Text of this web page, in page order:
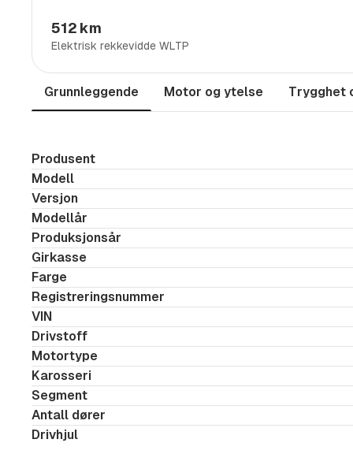
-> FINANSIERING:
Matrix LED hovedlys
Panoramaglasstak
Ryggekamera
El. justerbare seter foran med minne og
Adaptiv cruisekontroll
Hengerfeste, svingbart
Black Style pakke
Interiørpakke Plus, inkludert premium
Massasje i setene foran
Infotainmentpakke
Utmanøvreringsassistent, Side Assist
utstigningsvarsel
Prediktiv hastighetsbegrenser
Elektrisk rekkevidde WLTP
512 km
Grunnleggende Motor og ytelse Trygghet
Produsent
Modell
Versjon
Modellår
Produksjonsår
Girkasse
Farge
Registreringsnummer
VIN
Drivstoff
Motortype
Karosseri
Segment
Antall dører
Drivhjul